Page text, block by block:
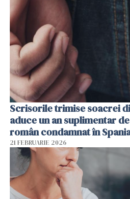
Scrisorile trimise soacrei
aduce un an suplimentar
român condamnat în
21 FEBRUARIE 2026